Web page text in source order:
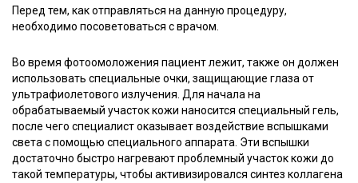
Перед тем, как отправляться на данную процедуру,
необходимо посоветоваться с врачом.
Во время фотоомоложения пациент лежит, также он должен
использовать специальные очки, защищающие глаза от
ультрафиолетового излучения. Для начала на
обрабатываемый участок кожи наносится специальный гель,
после чего специалист оказывает воздействие вспышками
света с помощью специального аппарата. Эти вспышки
достаточно быстро нагревают проблемный участок кожи до
такой температуры, чтобы активизировался синтез коллагена